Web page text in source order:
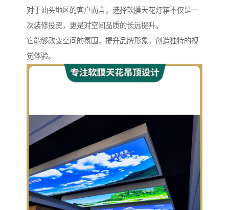
对于汕头地区的客户而言，选择软膜天花灯箱不仅是一
次装修投资，更是对空间品质的长远提升。
它能够改变空间的氛围，提升品牌形象，创造独特的视
觉体验。